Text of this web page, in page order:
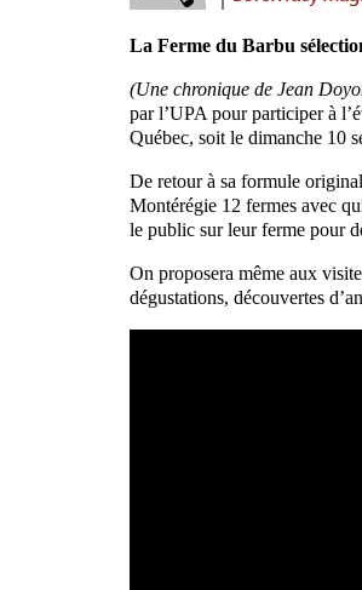
La Ferme du Barbu
(Une chronique de Jean
par l’UPA pour participer à
Québec, soit le dimanche 10
De retour à sa formule
Montérégie 12 fermes avec
le public sur leur ferme pour
On proposera même aux
dégustations, découvertes